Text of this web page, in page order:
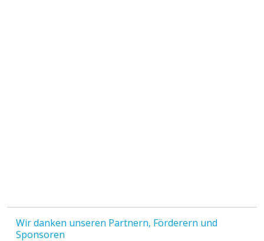
Wir danken unseren Partnern, Förderern und
Sponsoren